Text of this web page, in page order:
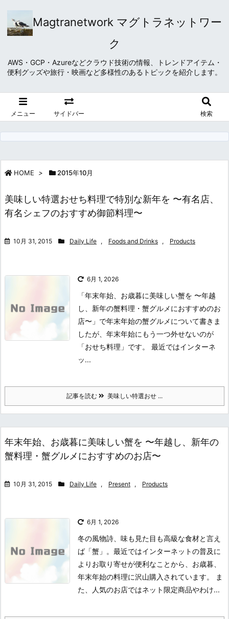
Magtranetwork マグトラネットワー
ク
AWS・GCP・Azureなどクラウド技術の情報、トレンドアイテム・
便利グッズや旅行・映画など多様性のあるトピックを紹介します。
メニュー サイドバー 検索
HOME > 2015年10月
美味しい特選おせち料理で特別な新年を 〜有名店、
有名シェフのおすすめ御節料理〜
10月 31, 2015 Daily Life , Foods and Drinks , Products
6月 1, 2026
「年末年始、お歳暮に美味しい蟹を 〜年越
し、新年の蟹料理・蟹グルメにおすすめのお
店〜」で年末年始の蟹グルメについて書きま
したが、年末年始にもう一つ外せないのが
「おせち料理」です。 最近ではインターネ
ッ...
記事を読む 美味しい特選おせ ...
年末年始、お歳暮に美味しい蟹を 〜年越し、新年の
蟹料理・蟹グルメにおすすめのお店〜
10月 31, 2015 Daily Life , Present , Products
6月 1, 2026
冬の風物詩、味も見た目も高級な食材と言え
ば「蟹」。最近ではインターネットの普及に
よりお取り寄せが便利なことから、お歳暮、
年末年始の料理に沢山購入されています。 ま
た、人気のお店ではネット限定商品やわけ...